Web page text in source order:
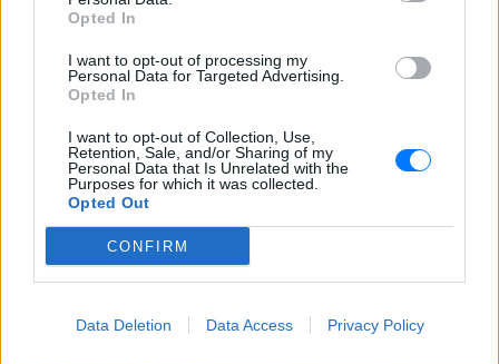
Opted In
I want to opt-out of processing my
Personal Data for Targeted Advertising.
Opted In
I want to opt-out of Collection, Use,
Retention, Sale, and/or Sharing of my
Personal Data that Is Unrelated with the
Purposes for which it was collected.
Opted Out
CONFIRM
Data Deletion Data Access Privacy Policy
απροσδόκητη ανάρτηση του
συντρόφου της για τον ερχομό
Η γνωστή ηθοποιός Λίλα Μπακλέση έγινε
για πρώτη φορά μαμά, καλωσορίζοντας
στον κόσμο ένα υγιέστατο αγοράκι το
πρώτη φορά μετά από 4 χρόνια
έγινε viral